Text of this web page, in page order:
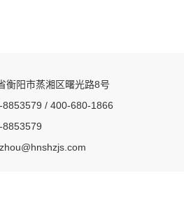
衡阳市蒸湘区曙光路8号
8853579 / 400-680-1866
8853579